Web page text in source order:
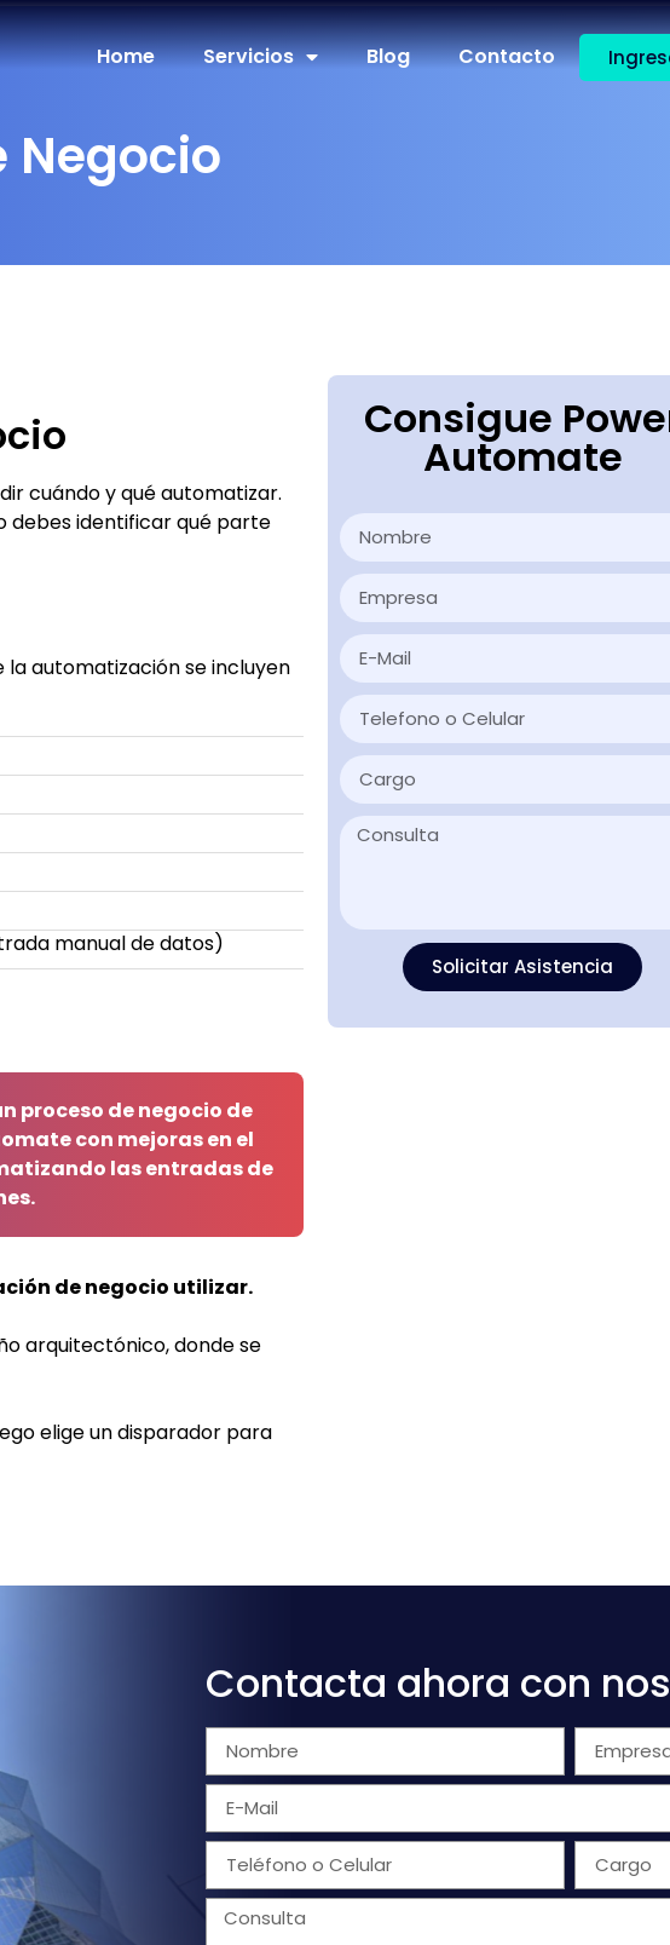
Home Servicios Blog Contacto
Negocio
cuándo y qué automatizar.
debes identificar qué parte
automatización se incluyen
manual de datos)
proceso de negocio de
con mejoras en el
las entradas de
de negocio utilizar.
arquitectónico, donde se
elige un disparador para
Consigue
Automate
Solicitar Asistencia
Contacta ahora con